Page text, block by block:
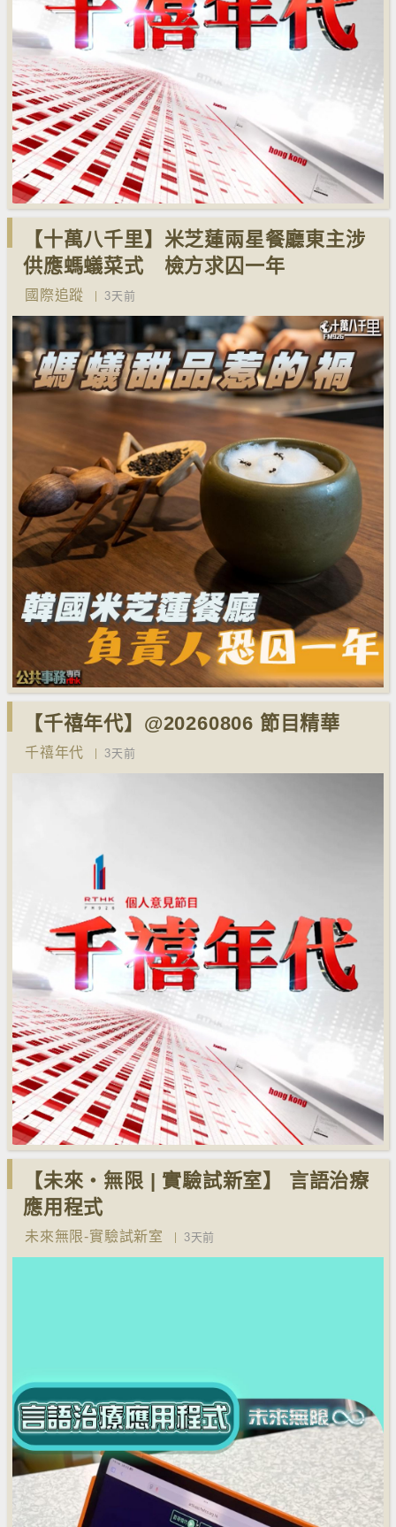
【十萬八千里】米芝蓮兩星餐廳東主涉
供應螞蟻菜式 檢方求囚一年
國際追蹤 3天前
【千禧年代】@20260806 節目精華
千禧年代 3天前
【未來‧無限 | 實驗試新室】 言語治療
應用程式
未來無限-實驗試新室 3天前